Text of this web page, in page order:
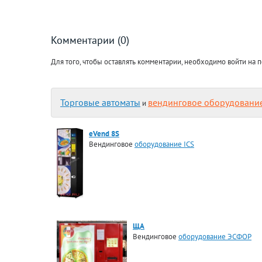
Комментарии (0)
Для того, чтобы оставлять комментарии, необходимо войти на
Торговые автоматы и вендинговое
eVend 8S
Вендинговое оборудование ICS
ЩА
Вендинговое оборудование ЭСФОР